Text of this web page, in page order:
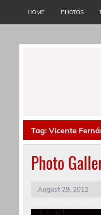
HOME PHOTOS
Tag:Vicente
Photo
August 29, 2012